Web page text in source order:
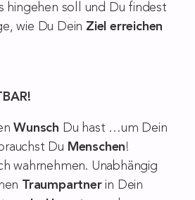
hingehen soll und Du findest
wie Du Dein Ziel erreichen
Wunsch Du hast …um Dein
Du Menschen!
wahrnehmen. Unabhängig
Traumpartnerin Dein